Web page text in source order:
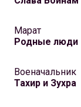
Марат
Родные люди
Военачальник
Тахир и Зухра